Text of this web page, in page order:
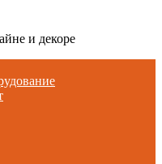
и декоре